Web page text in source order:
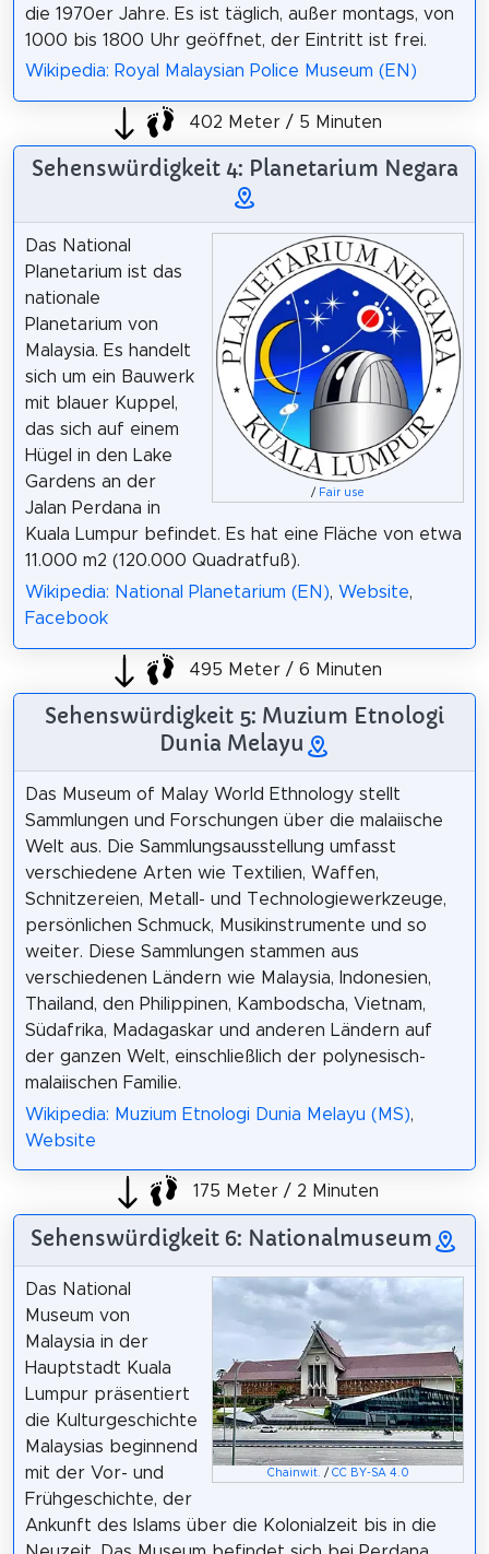
die 1970er Jahre. Es ist täglich, außer montags, von
1000 bis 1800 Uhr geöffnet, der Eintritt ist frei.
Wikipedia: Royal Malaysian Police Museum (EN)
402 Meter / 5 Minuten
Sehenswürdigkeit 4: Planetarium Negara
/ Fair use
Das National
Planetarium ist das
nationale
Planetarium von
Malaysia. Es handelt
sich um ein Bauwerk
mit blauer Kuppel,
das sich auf einem
Hügel in den Lake
Gardens an der
Jalan Perdana in
Kuala Lumpur befindet. Es hat eine Fläche von etwa
11.000 m2 (120.000 Quadratfuß).
Wikipedia: National Planetarium (EN), Website,
Facebook
495 Meter / 6 Minuten
Sehenswürdigkeit 5: Muzium Etnologi
Dunia Melayu
Das Museum of Malay World Ethnology stellt
Sammlungen und Forschungen über die malaiische
Welt aus. Die Sammlungsausstellung umfasst
verschiedene Arten wie Textilien, Waffen,
Schnitzereien, Metall- und Technologiewerkzeuge,
persönlichen Schmuck, Musikinstrumente und so
weiter. Diese Sammlungen stammen aus
verschiedenen Ländern wie Malaysia, Indonesien,
Thailand, den Philippinen, Kambodscha, Vietnam,
Südafrika, Madagaskar und anderen Ländern auf
der ganzen Welt, einschließlich der polynesisch-
malaiischen Familie.
Wikipedia: Muzium Etnologi Dunia Melayu (MS),
Website
175 Meter / 2 Minuten
Sehenswürdigkeit 6: Nationalmuseum
Chainwit. / CC BY-SA 4.0
Das National
Museum von
Malaysia in der
Hauptstadt Kuala
Lumpur präsentiert
die Kulturgeschichte
Malaysias beginnend
mit der Vor- und
Frühgeschichte, der
Ankunft des Islams über die Kolonialzeit bis in die